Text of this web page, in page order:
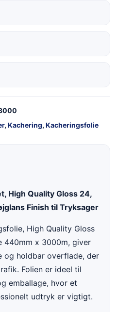
, Kachering, Kacheringsfolie
High Quality Gloss 24,
Finish til Tryksager
High Quality Gloss
440mm x 3000m, giver
og holdbar overflade, der
Folien er ideel til
emballage, hvor et
udtryk er vigtigt.